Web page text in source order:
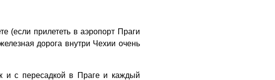
(если прилететь в аэропорт Праги
дорога внутри Чехии очень
и с пересадкой в Праге и каждый